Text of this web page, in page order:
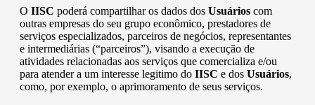
O IISC poderá compartilhar os dados dos Usuários com
outras empresas do seu grupo econômico, prestadores de
serviços especializados, parceiros de negócios, representantes
e intermediárias (“parceiros”), visando a execução de
atividades relacionadas aos serviços que comercializa e/ou
para atender a um interesse legitimo do IISC e dos Usuários,
como, por exemplo, o aprimoramento de seus serviços.